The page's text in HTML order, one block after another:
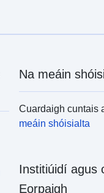
Na meáin
Cuardaigh cuntais
meáin shóisialta
Institiúidí agus
Eorpaigh